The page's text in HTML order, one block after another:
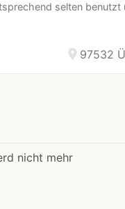
selten benutzt
location_on 97532
nicht mehr